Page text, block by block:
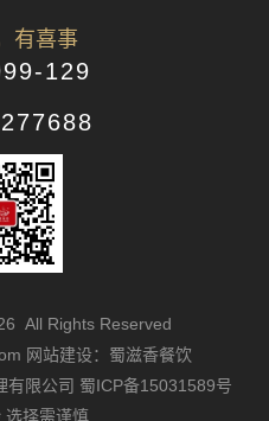
有喜事
129
All Rights Reserved
网站建设：蜀滋香餐饮
有限公司 蜀ICP备15031589号
选择需谨慎